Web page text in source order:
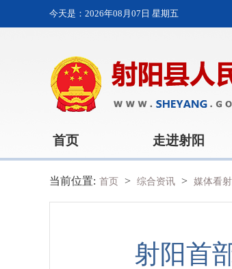
今天是： 2026年08月07日 星期五
首页 走进射阳
当前位置: 首页 > 综合资讯 > 媒体看
射阳首